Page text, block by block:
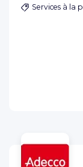
Services à la